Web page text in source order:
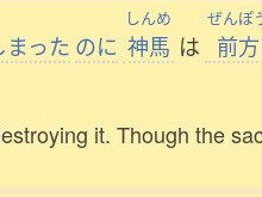
まった のに
しんめ
神馬 は
ぜんぽ
前方
it. Though the